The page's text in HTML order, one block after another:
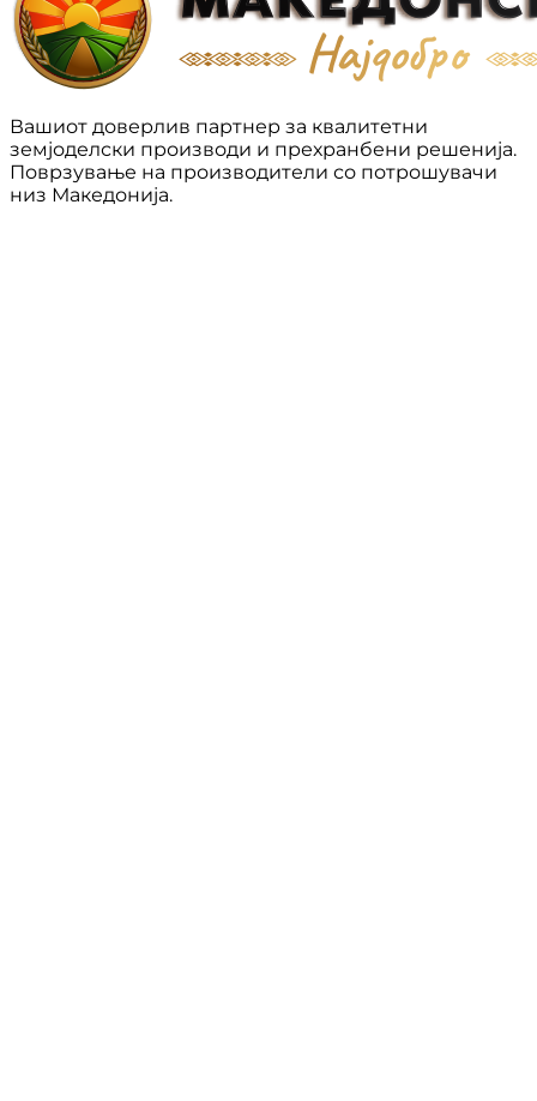
Вашиот доверлив партнер за квалитетни
земјоделски производи и прехранбени решенија.
Поврзување на производители со потрошувачи
низ Македонија.